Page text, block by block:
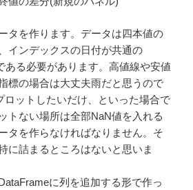
タを作ります。データは四本値の
インデックスの日付が共通の
ある必要があります。高値線や安値
標の場合は大丈夫雨だと思うので
ロットしたいだけ、といった場合で
トない場所は全部NaN値を入れる
タを作らなければなりません。そ
に詰まるところはないと思いま
に列を追加する形で作っ